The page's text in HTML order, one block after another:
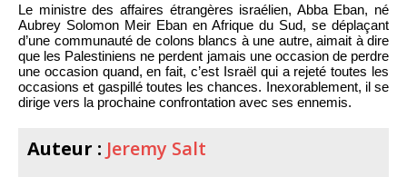
Le ministre des affaires étrangères israélien, Abba Eban, né
Aubrey Solomon Meir Eban en Afrique du Sud, se déplaçant
d’une communauté de colons blancs à une autre, aimait à dire
que les Palestiniens ne perdent jamais une occasion de perdre
une occasion quand, en fait, c’est Israël qui a rejeté toutes les
occasions et gaspillé toutes les chances. Inexorablement, il se
dirige vers la prochaine confrontation avec ses ennemis.
Auteur : Jeremy Salt